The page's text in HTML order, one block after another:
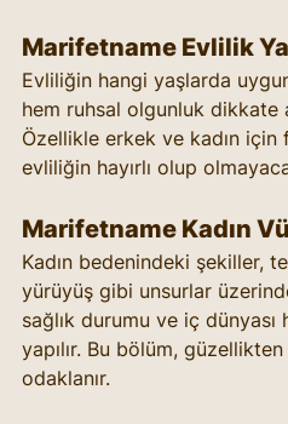
Marifetname Evlilik
Evliliğin hangi yaşlarda
hem ruhsal olgunluk dikkate
Özellikle erkek ve kadın için
evliliğin hayırlı olup
Marifetname Kadın
Kadın bedenindeki şekiller,
yürüyüş gibi unsurlar
sağlık durumu ve iç dünyası
yapılır. Bu bölüm,
odaklanır.